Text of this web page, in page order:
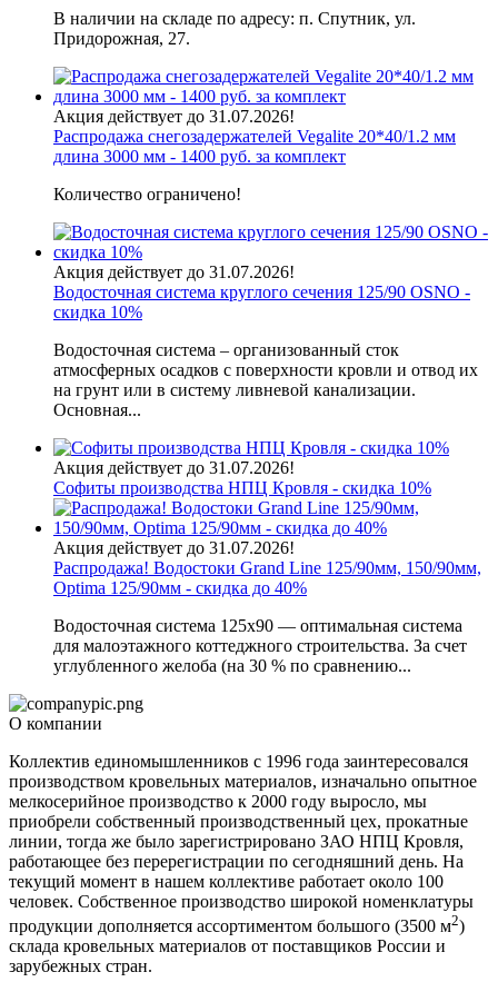
В наличии на складе по адресу: п. Спутник, ул.
Придорожная, 27.
Акция действует до 31.07.2026!
Распродажа снегозадержателей Vegalite 20*40/1.2 мм
длина 3000 мм - 1400 руб. за комплект
Количество ограничено!
Акция действует до 31.07.2026!
Водосточная система круглого сечения 125/90 OSNO -
скидка 10%
Водосточная система – организованный сток
атмосферных осадков с поверхности кровли и отвод их
на грунт или в систему ливневой канализации.
Основная...
Акция действует до 31.07.2026!
Софиты производства НПЦ Кровля - скидка 10%
Акция действует до 31.07.2026!
Распродажа! Водостоки Grand Line 125/90мм, 150/90мм,
Optima 125/90мм - скидка до 40%
Водосточная система 125х90 — оптимальная система
для малоэтажного коттеджного строительства. За счет
углубленного желоба (на 30 % по сравнению...
О компании
Коллектив единомышленников с 1996 года заинтересовался
производством кровельных материалов, изначально опытное
мелкосерийное производство к 2000 году выросло, мы
приобрели собственный производственный цех, прокатные
линии, тогда же было зарегистрировано ЗАО НПЦ Кровля,
работающее без перерегистрации по сегодняшний день. На
текущий момент в нашем коллективе работает около 100
человек. Собственное производство широкой номенклатуры
продукции дополняется ассортиментом большого (3500 м2)
склада кровельных материалов от поставщиков России и
зарубежных стран.